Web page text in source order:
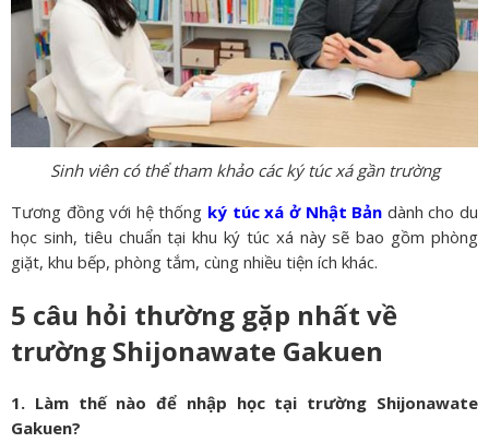
Sinh viên có thể tham khảo các ký túc xá gần trường
Tương đồng với hệ thống ký túc xá ở Nhật Bản dành cho du
học sinh, tiêu chuẩn tại khu ký túc xá này sẽ bao gồm phòng
giặt, khu bếp, phòng tắm, cùng nhiều tiện ích khác.
5 câu hỏi thường gặp nhất về
trường Shijonawate Gakuen
1. Làm thế nào để nhập học tại trường Shijonawate
Gakuen?